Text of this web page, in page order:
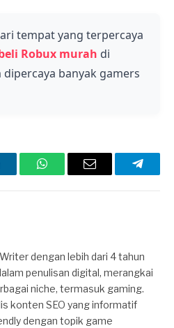
membuka Roblox saat
setempat. Dengan
Anda dapat tetap
tempat yang terpercaya
Robux murah di
banyak gamers
WhatsAppEmail
dengan lebih dari 4 tahun
penulisan digital, merangkai
niche, termasuk gaming.
konten SEO yang informatif
dengan topik game